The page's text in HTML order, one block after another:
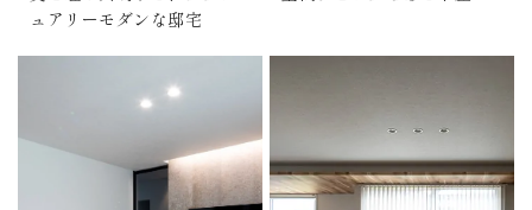
ュアリーモダンな邸宅